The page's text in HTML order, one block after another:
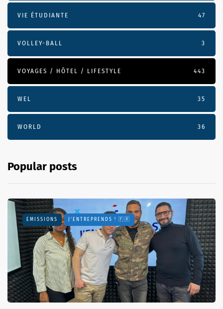
VIE ÉTUDIANTE 47
VOLLEY-BALL 3
VOYAGES / HÔTEL / LIFESTYLE 443
WEL 35
WORLD 36
Popular posts
EMISSIONS J'ENTREPRENDS ! 🇫🇷